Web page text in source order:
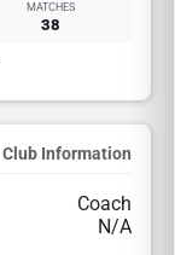
MATCHES
38
Club Information
Coach
N/A